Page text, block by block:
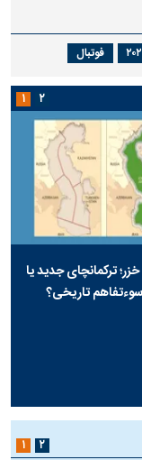
فوتبال
ترکمانچای جدید یا
تاریخی؟
۱ ۲
۱ ۲